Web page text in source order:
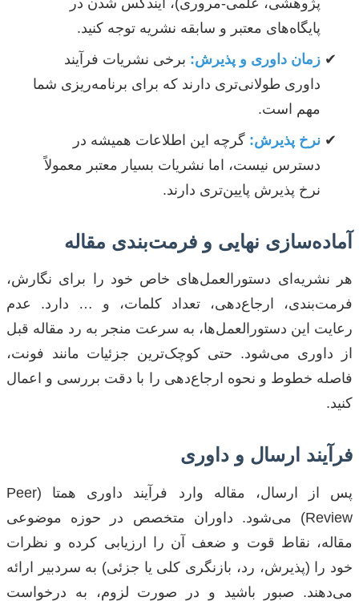
پایگاه‌های معتبر و سابقه نشریه توجه کنید.
زمان داوری و پذیرش: برخی نشریات فرآیند
داوری طولانی‌تری دارند که برای برنامه‌ریزی شما
مهم است.
نرخ پذیرش: گرچه این اطلاعات همیشه در
دسترس نیست، اما نشریات بسیار معتبر معمولاً
نرخ پذیرش پایین‌تری دارند.
آماده‌سازی نهایی و فرمت‌بندی مقاله
هر نشریه‌ای دستورالعمل‌های خاص خود را برای نگارش،
فرمت‌بندی، ارجاع‌دهی، تعداد کلمات، و … دارد. عدم
رعایت این دستورالعمل‌ها، به سرعت منجر به رد مقاله قبل
از داوری می‌شود. حتی کوچک‌ترین جزئیات مانند فونت،
فاصله خطوط و نحوه ارجاع‌دهی را با دقت بررسی و اعمال
کنید.
فرآیند ارسال و داوری
پس از ارسال، مقاله وارد فرآیند داوری همتا (Peer
Review) می‌شود. داوران متخصص در حوزه موضوعی
مقاله، نقاط قوت و ضعف آن را ارزیابی کرده و نظرات
خود را (پذیرش، رد، بازنگری کلی یا جزئی) به سردبیر ارائه
می‌دهند. صبور باشید و در صورت لزوم، به درخواست